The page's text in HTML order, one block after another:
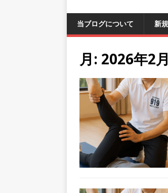
当ブログについて 新
月: 2026年2月